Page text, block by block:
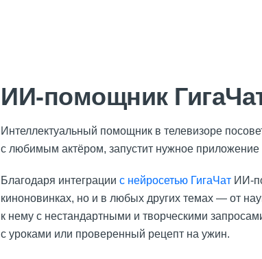
ИИ-помощник
Интеллектуальный помощник в телевизоре
с любимым актёром, запустит нужное приложение
Благодаря интеграции с нейросетью ГигаЧат ИИ-
киноновинках, но и в любых других темах — от
к нему с нестандартными и творческими
с уроками или проверенный рецепт на ужин.